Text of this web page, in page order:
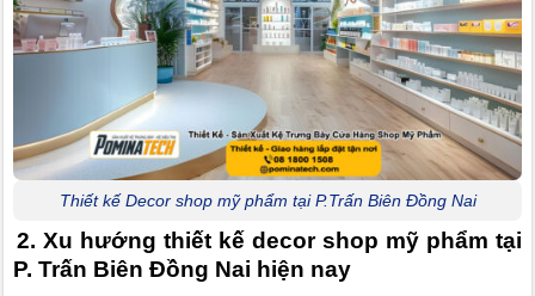
Thiết kế Decor shop mỹ phẩm tại P.Trấn Biên Đồng Nai
2. Xu hướng thiết kế decor shop mỹ phẩm tại
P. Trấn Biên Đồng Nai hiện nay